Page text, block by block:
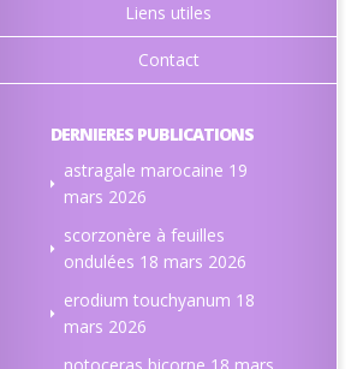
Liens utiles
Contact
DERNIERES PUBLICATIONS
astragale marocaine 19
mars 2026
scorzonère à feuilles
ondulées 18 mars 2026
erodium touchyanum 18
mars 2026